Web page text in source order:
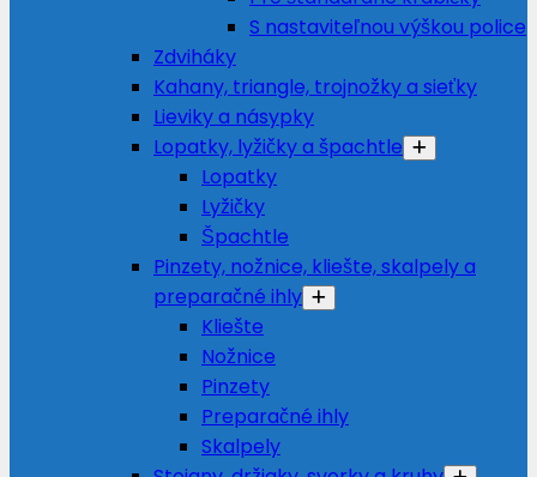
S nastaviteľnou výškou police
Zdviháky
Kahany, triangle, trojnožky a sieťky
Lieviky a násypky
Lopatky, lyžičky a špachtle
Lopatky
Lyžičky
Špachtle
Pinzety, nožnice, kliešte, skalpely a
preparačné ihly
Kliešte
Nožnice
Pinzety
Preparačné ihly
Skalpely